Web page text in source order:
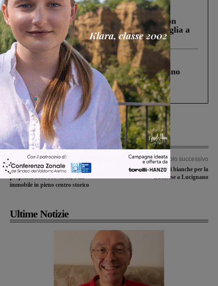
Cronaca 3 Agosto 2026
Scomparso da una struttura di Castiglion
Fiorentino l’uomo che aveva ucciso la figlia a
Levane nel 2020
Cronaca 4 Agosto 2026
Un anno fa la strage in A1 in cui morirono
Gianni, Giulia e Franco. Lo schianto, il
processo, lo stop ai sorpassi fra tir....
Articolo precedente
All’asta ex casello idraulico di
proprietà della Provincia, è un
immobile in pieno centro storico
Articolo successivo
Pareggio a reti bianche per la
Bucinese a Lucignano
Ultime Notizie